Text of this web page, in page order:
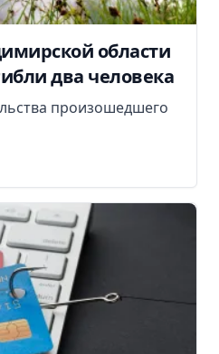
области
два человека
произошедшего